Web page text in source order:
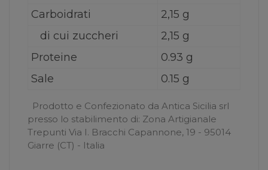
Carboidrati
2,15 g
di cui zuccheri
2,15 g
Proteine
0.93 g
Sale
0.15 g
Prodotto e Confezionato da Antica Sicilia srl
presso lo stabilimento di: Zona Artigianale
Trepunti Via I. Bracchi Capannone, 19 - 95014
Giarre (CT) - Italia